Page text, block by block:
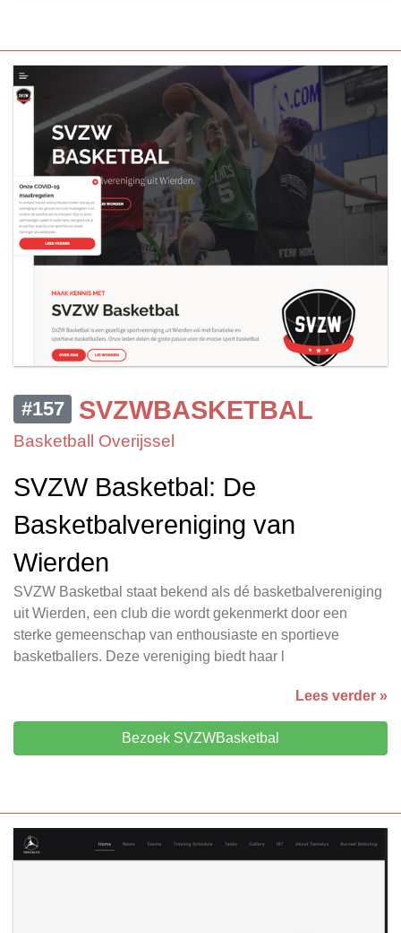
#157 SVZWBASKETBAL
Basketball Overijssel
SVZW Basketbal: De
Basketbalvereniging van
Wierden
SVZW Basketbal staat bekend als dé basketbalvereniging
uit Wierden, een club die wordt gekenmerkt door een
sterke gemeenschap van enthousiaste en sportieve
basketballers. Deze vereniging biedt haar l
Lees verder »
Bezoek SVZWBasketbal